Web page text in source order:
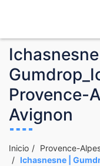
Ichasnesne |
Provence-
Avignon
Inicio Provence-
Ichasnesne |